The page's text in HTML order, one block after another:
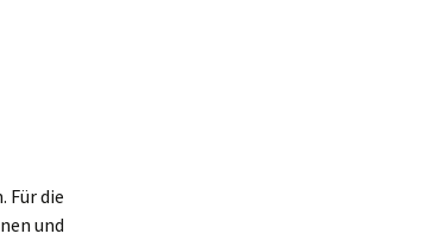
Für die
und